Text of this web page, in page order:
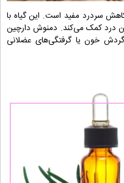
سردرد مفید است. این گیاه با
درد کمک می‌کند. دمنوش دارچین
خون یا گرفتگی‌های عضلانی